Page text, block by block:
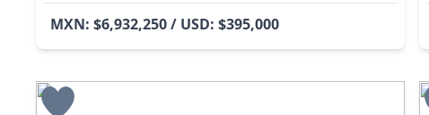
MXN: $6,932,250 / USD: $395,000